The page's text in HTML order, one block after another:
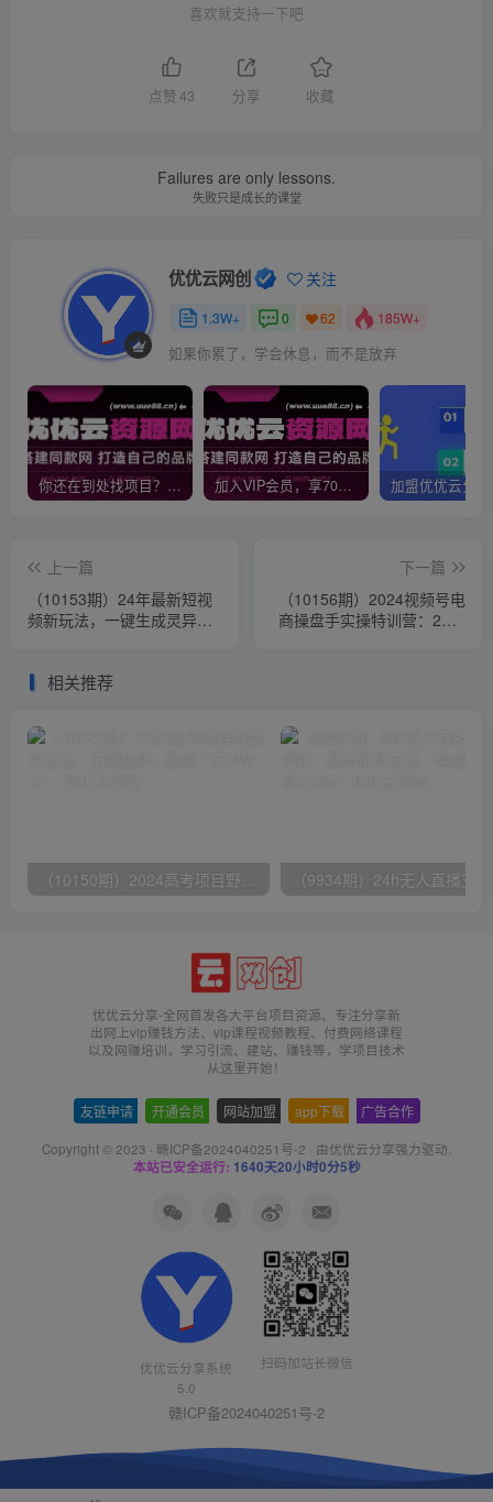
喜欢就支持一下吧
点赞43 分享 收藏
Failures are only lessons.
失败只是成长的课堂
优优云网创 关注
1.3W+ 0 62 185W+
如果你累了，学会休息，而不是放弃
你还在到处找项目？还在当韭菜？我靠网创资源站一个月收入5万+，曾经我也是个失败者。 加入VIP会员，享70%的推广提成，免费学习多种网上创业课程，菜鸟秒变大神！
上一篇
（10153期）24年最新短视
频新玩法，一键生成灵异短
下一篇
（10156期）2024视频号电
商操盘手实操特训营：2天1
相关推荐
（10150期）2024高考项目野路子玩法，无限裂变，最高一天1W＋！
优优云分享-全网首发各大平台项目资源、专注分享新
出网上vip赚钱方法、vip课程视频教程、付费网络课程
以及网赚培训，学习引流、建站、赚钱等，学项目技术
从这里开始！
友链申请 开通会员 网站加盟 app下载 广告合作
Copyright © 2023 · 赣ICP备2024040251号-2 · 由优优云分享强力驱动.
本站已安全运行: 1640天20小时0分5秒
优优云分享系统
5.0
扫码加站长微信
赣ICP备2024040251号-2